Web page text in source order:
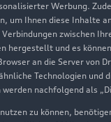
Werbung.
um Ihnen diese Inhalte
zwischen
hergestellt und es
an die Server von
Technologien und
nachfolgend als
zu können,